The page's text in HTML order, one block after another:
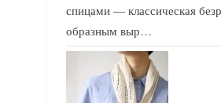
спицами — классическая
образным выр…